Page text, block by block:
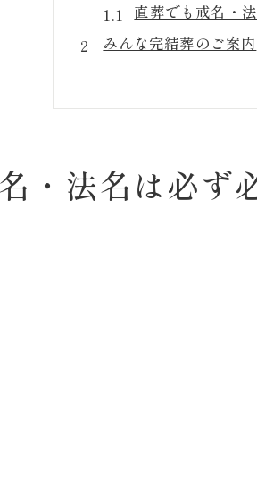
直葬でも戒名・
みんな完結葬のご案内
直葬・火葬式か
直葬でも戒名・法名
戒名・法名をつけな
費用を抑えたつ
納骨先・法要・
戒名・法名をつけな
ただし「供養を
直葬で戒名・法名を
迷った時は「お
直葬・戒名・法名で
火葬だけで終わ
親族に説明しやすい
・法名は必ず